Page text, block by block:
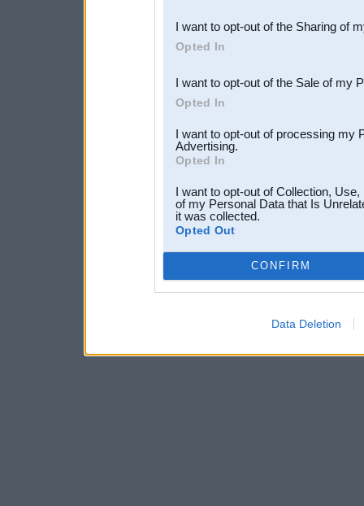
Downstream Participants
third parties.
I want to opt-out of the Sharing of
Opted In
I want to opt-out of the Sale of my
Opted In
I want to opt-out of processing my
Advertising.
Opted In
I want to opt-out of Collection,
of my Personal Data that Is
it was collected.
Opted Out
CONFIRM
Data Deletion